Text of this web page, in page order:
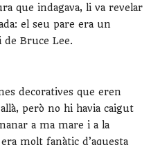
que indagava, li va revelar
el seu pare era un
de Bruce Lee.
decoratives que eren
però no hi havia caigut
a ma mare i a la
molt fanàtic d’aquesta